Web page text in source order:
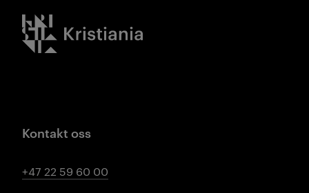
Kristiania logo
Kontakt oss
+47 22 59 60 00